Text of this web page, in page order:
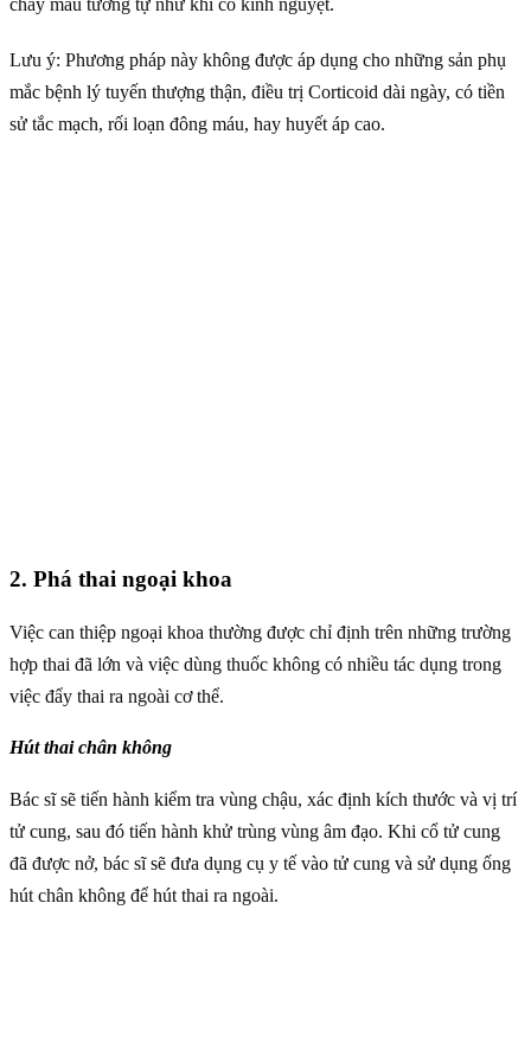
Lưu ý: Phương pháp này không được áp dụng cho những sản phụ
mắc bệnh lý tuyến thượng thận, điều trị Corticoid dài ngày, có tiền
sử tắc mạch, rối loạn đông máu, hay huyết áp cao.
2. Phá thai ngoại khoa
Việc can thiệp ngoại khoa thường được chỉ định trên những trường
hợp thai đã lớn và việc dùng thuốc không có nhiều tác dụng trong
việc đẩy thai ra ngoài cơ thể.
Hút thai chân không
Bác sĩ sẽ tiến hành kiểm tra vùng chậu, xác định kích thước và vị trí
tử cung, sau đó tiến hành khử trùng vùng âm đạo. Khi cổ tử cung
đã được nở, bác sĩ sẽ đưa dụng cụ y tế vào tử cung và sử dụng ống
hút chân không để hút thai ra ngoài.